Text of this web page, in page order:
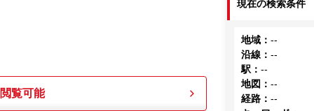
覧可能
現在の検索条件
地域 ：--
沿線 ：--
駅 ：--
地図 ：--
経路 ：--